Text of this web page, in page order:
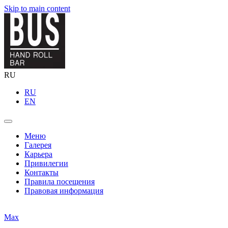
Skip to main content
RU
RU
EN
Меню
Галерея
Карьера
Привилегии
Контакты
Правила посещения
Правовая информация
Max